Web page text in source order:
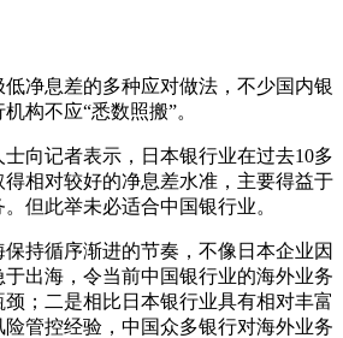
净息差的多种应对做法，不少国内银
构不应“悉数照搬”。
向记者表示，日本银行业在过去10多
相对较好的净息差水准，主要得益于
但此举未必适合中国银行业。
持循序渐进的节奏，不像日本企业因
出海，令当前中国银行业的海外业务
；二是相比日本银行业具有相对丰富
管控经验，中国众多银行对海外业务